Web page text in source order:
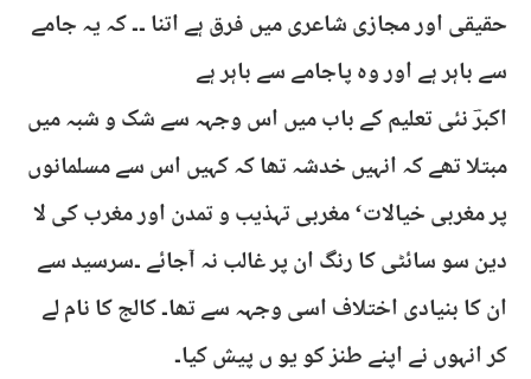
حقیقی اور مجازی شاعری میں فرق ہے اتنا ۔۔ کہ یہ جامے
سے باہر ہے اور وہ پاجامے سے باہر ہے
اکبرؔ نئی تعلیم کے باب میں اس وجہہ سے شک و شبہ میں
مبتلا تھے کہ انہیں خدشہ تھا کہ کہیں اس سے مسلمانوں
پر مغربی خیالات‘ مغربی تہذیب و تمدن اور مغرب کی لا
دین سو سائٹی کا رنگ ان پر غالب نہ آجائے ۔سرسید سے
ان کا بنیادی اختلاف اسی وجہہ سے تھا۔ کالج کا نام لے
کر انہوں نے اپنے طنز کو یو ں پیش کیا۔